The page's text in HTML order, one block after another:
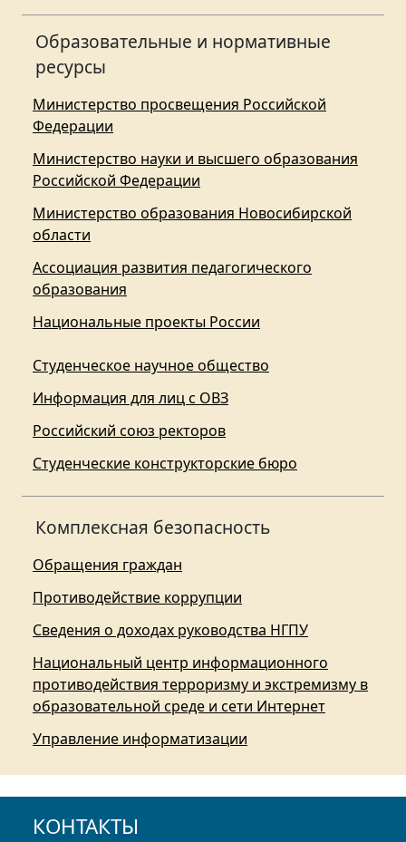
Образовательные и нормативные
ресурсы
Министерство просвещения Российской
Федерации
Министерство науки и высшего образования
Российской Федерации
Министерство образования Новосибирской
области
Ассоциация развития педагогического
образования
Национальные проекты России
Студенческое научное общество
Информация для лиц с ОВЗ
Российский союз ректоров
Студенческие конструкторские бюро
Комплексная безопасность
Обращения граждан
Противодействие коррупции
Сведения о доходах руководства НГПУ
Национальный центр информационного
противодействия терроризму и экстремизму в
образовательной среде и сети Интернет
Управление информатизации
КОНТАКТЫ